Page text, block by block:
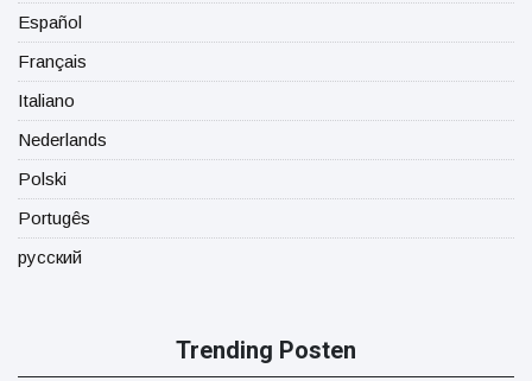
Español
Français
Italiano
Nederlands
Polski
Portugês
русский
Trending Posten